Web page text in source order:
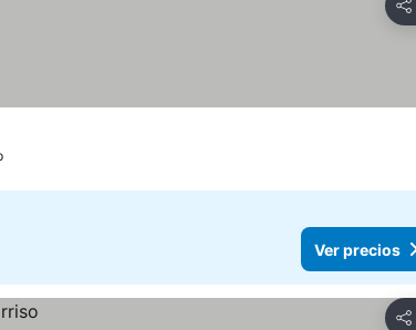
Ver precios